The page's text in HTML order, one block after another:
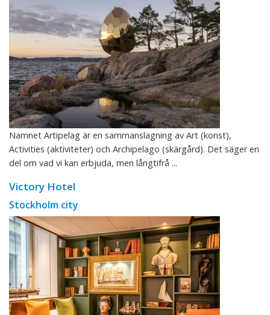
Namnet Artipelag är en sammanslagning av Art (konst),
Activities (aktiviteter) och Archipelago (skärgård). Det säger en
del om vad vi kan erbjuda, men långtifrå ...
Victory Hotel
Stockholm city